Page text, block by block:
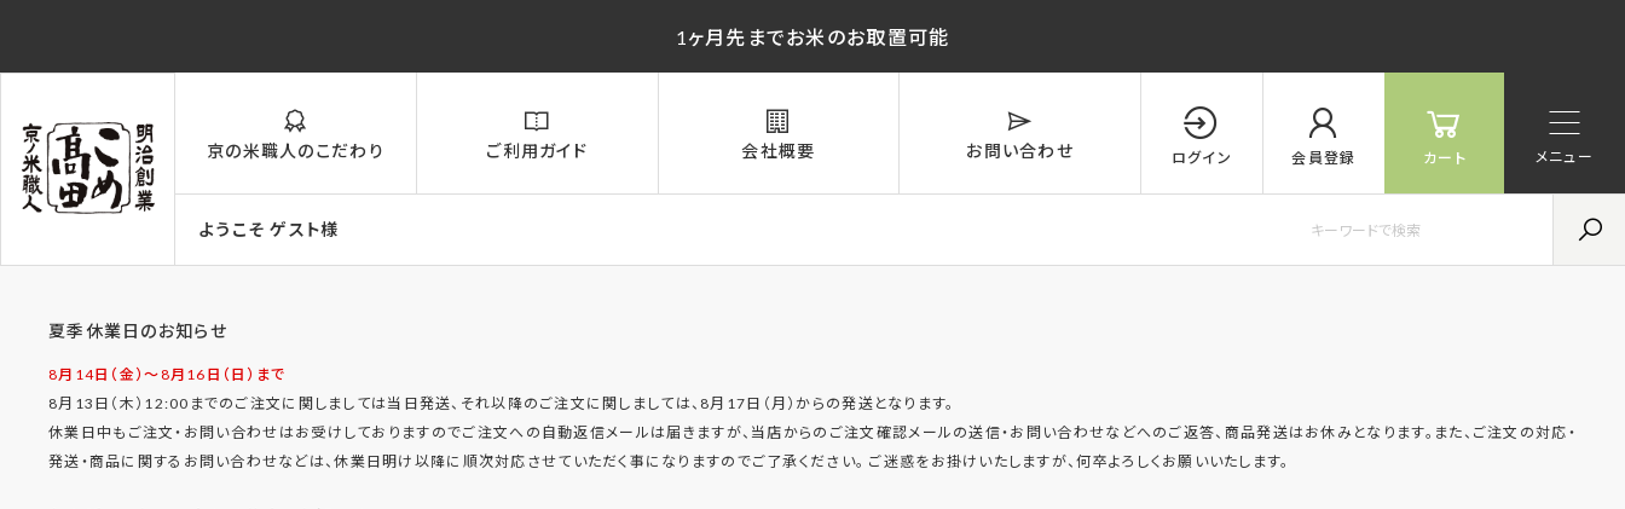
1ヶ月先までお米のお取置可能
京の米職人のこだわり ご利用ガイド 会社概要 お問い合わせ ログイン 会員登録 カート
ようこそ ゲスト様
メニュー
夏季休業日のお知らせ
8月14日（金）〜8月16日（日）まで
8月13日（木）12:00までのご注文に関しましては当日発送、それ以降のご注文に関しましては、8月17日（月）からの発送となります。
休業日中もご注文・お問い合わせはお受けしておりますのでご注文への自動返信メールは届きますが、当店からのご注文確認メールの送信・お問い合わせなどへのご返答、商品発送はお休みとなります。また、ご注文の対応・
発送・商品に関するお問い合わせなどは、休業日明け以降に順次対応させていただく事になりますのでご了承ください。 ご迷惑をお掛けいたしますが、何卒よろしくお願いいたします。